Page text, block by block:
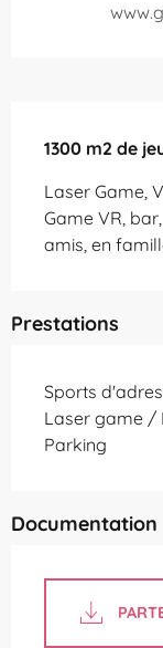
1300 m2 de
Laser Game,
Game VR,
amis, en
Prestations
Sports
Laser game /
Parking
Documentation